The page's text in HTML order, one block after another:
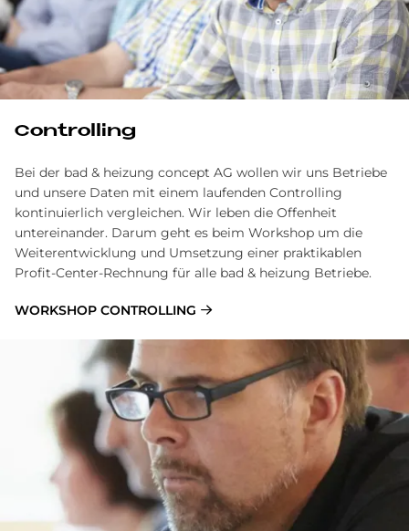
Controlling
Bei der bad & heizung concept AG wollen wir uns Betriebe
und unsere Daten mit einem laufenden Controlling
kontinuierlich vergleichen. Wir leben die Offenheit
untereinander. Darum geht es beim Workshop um die
Weiterentwicklung und Umsetzung einer praktikablen
Profit-Center-Rechnung für alle bad & heizung Betriebe.
WORKSHOP CONTROLLING